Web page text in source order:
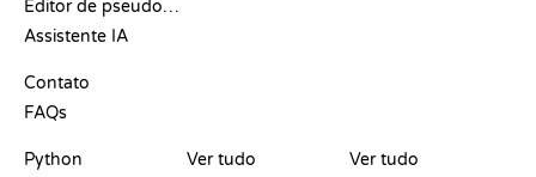
Editor de pseudocódigo
Assistente IA
Contato
FAQs
Python
Ver tudo
Ver tudo